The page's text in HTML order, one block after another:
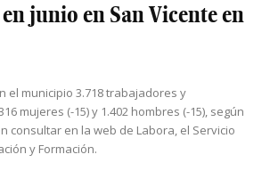
junio en San Vicente en
el municipio 3.718 trabajadores y
mujeres (-15) y 1.402 hombres (-15), según
consultar en la web de Labora, el Servicio
y Formación.